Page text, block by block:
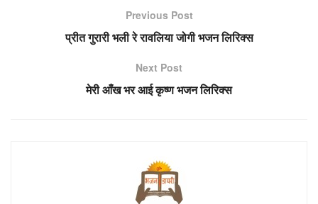
Previous Post
प्रीत गुरारी भली रे रावलिया जोगी भजन लिरिक्स
Next Post
मेरी आँख भर आई कृष्ण भजन लिरिक्स